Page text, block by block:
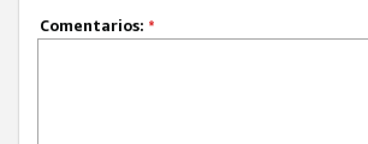
Comentarios: *